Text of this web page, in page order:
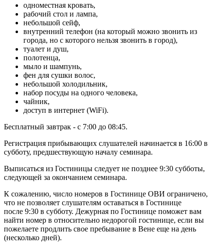
одноместная кровать,
рабочий стол и лампа,
небольшой сейф,
внутренний телефон (на который можно звонить из
города, но с которого нельзя звонить в город),
туалет и душ,
полотенца,
мыло и шампунь,
фен для сушки волос,
небольшой холодильник,
набор посуды на одного человека,
чайник,
доступ в интернет (WiFi).
Бесплатный завтрак - с 7:00 до 08:45.
Регистрация прибывающих слушателей начинается в 16:00 в
субботу, предшествующую началу семинара.
Выписаться из Гостиницы следует не позднее 9:30 субботы,
следующей за окончанием семинара.
К сожалению, число номеров в Гостинице ОВИ ограничено,
что не позволяет слушателям оставаться в Гостинице
после 9:30 в субботу. Дежурная по Гостинице поможет вам
найти номер в относительно недорогой гостинице, если вы
пожелаете продлить свое пребывание в Вене еще на день
(несколько дней).